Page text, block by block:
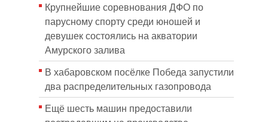
Крупнейшие соревнования ДФО по
парусному спорту среди юношей и
девушек состоялись на акватории
Амурского залива
В хабаровском посёлке Победа запустили
два распределительных газопровода
Ещё шесть машин предоставили